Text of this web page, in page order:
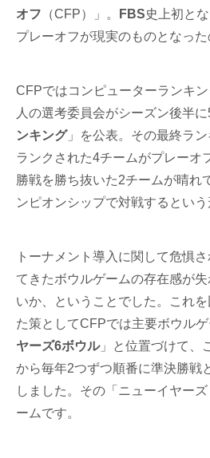
オフ （CFP）」。 FBS史上初と
プレーオフが現実のものとなった
CFPではコンピューターランキ
人の選考委員会がシーズン後半に
ンキング」を公表。その最終ラ
ランクされた4チームがプレーオ
勝戦を勝ち抜いた2チームが晴れ
ンピオンシップで対戦するという
トーナメント導入に関して危惧
てきたボウルゲームの存在感が
いか、ということでした。これ
た策としてCFPでは主要ボウルゲ
ヤーズ6ボウル」と位置づけて、
から毎年2つずつ順番に準決勝戦
しました。その「ニューイヤー
ームです。